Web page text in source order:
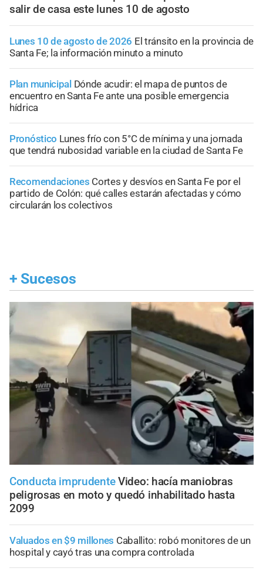
salir de casa este lunes 10 de agosto
Lunes 10 de agosto de 2026 El tránsito en la provincia de
Santa Fe; la información minuto a minuto
Plan municipal Dónde acudir: el mapa de puntos de
encuentro en Santa Fe ante una posible emergencia
hídrica
Pronóstico Lunes frío con 5°C de mínima y una jornada
que tendrá nubosidad variable en la ciudad de Santa Fe
Recomendaciones Cortes y desvíos en Santa Fe por el
partido de Colón: qué calles estarán afectadas y cómo
circularán los colectivos
+ Sucesos
Conducta imprudenteVideo: hacía maniobras
peligrosas en moto y quedó inhabilitado hasta
2099
Valuados en $9 millones Caballito: robó monitores de un
hospital y cayó tras una compra controlada